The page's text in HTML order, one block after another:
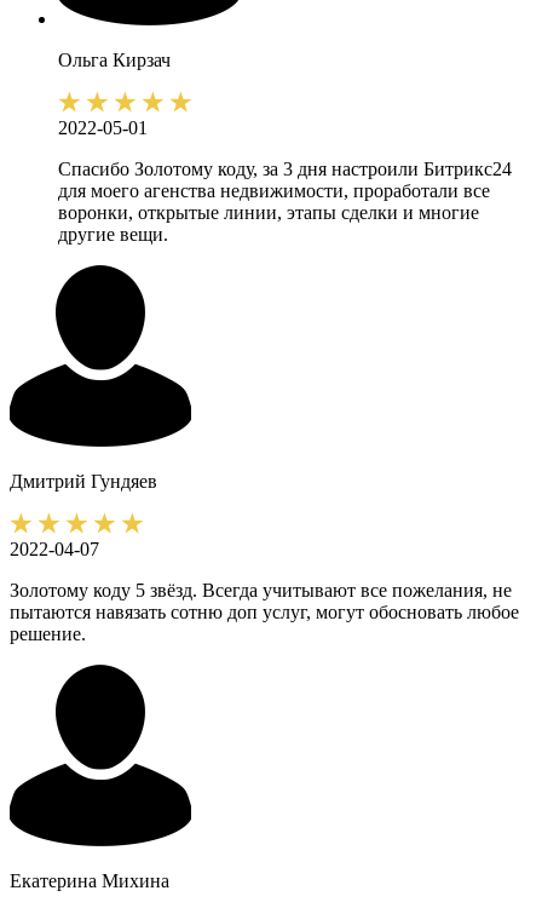
Ольга Кирзач
2022-05-01
Спасибо Золотому коду, за 3 дня настроили Битрикс24
для моего агенства недвижимости, проработали все
воронки, открытые линии, этапы сделки и многие
другие вещи.
Дмитрий Гундяев
2022-04-07
Золотому коду 5 звёзд. Всегда учитывают все пожелания, не
пытаются навязать сотню доп услуг, могут обосновать любое
решение.
Екатерина Михина